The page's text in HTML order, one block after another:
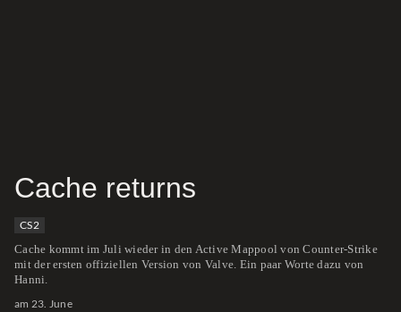
Cache returns
CS2
Cache kommt im Juli wieder in den Active Mappool von Counter-Strike
mit der ersten offiziellen Version von Valve. Ein paar Worte dazu von
Hanni.
am 23. June